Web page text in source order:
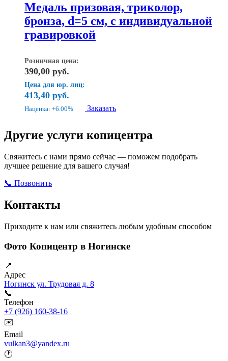
Медаль призовая, триколор,
бронза, d=5 см, с индивидуальной
гравировкой
Розничная цена:
390,00 руб.
Цена для юр. лиц:
413,40 руб.
Наценка: +6.00% Заказать
Другие услуги копицентра
Свяжитесь с нами прямо сейчас — поможем подобрать
лучшее решение для вашего случая!
📞 Позвонить
Контакты
Приходите к нам или свяжитесь любым удобным способом
Фото Копицентр в Ногинске
📍
Адрес
Ногинск ул. Трудовая д. 8
📞
Телефон
+7 (926) 160-38-16
✉️
Email
vulkan3@yandex.ru
🕐